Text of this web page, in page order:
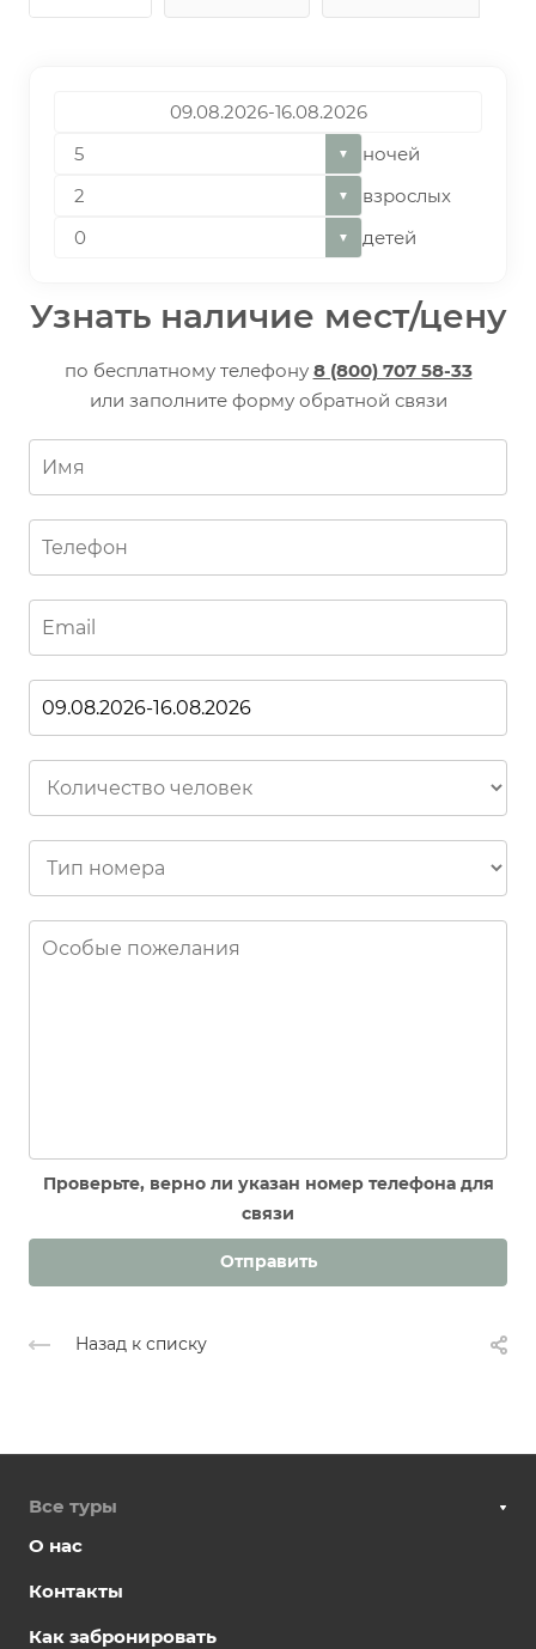
▼ ночей
▼ взрослых
▼ детей
Узнать наличие мест/цену
по бесплатному телефону 8 (800) 707 58-33
или заполните форму обратной связи
Проверьте, верно ли указан номер телефона для
связи
Отправить
Назад к списку
Все туры
О нас
Контакты
Как забронировать